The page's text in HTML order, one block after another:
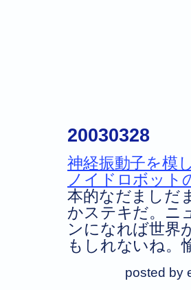
20030328
神経振動子を模
ノイドロボット
本的なだましだ
かステキだ。ニ
ンになれば世界
もしれないね。
posted by